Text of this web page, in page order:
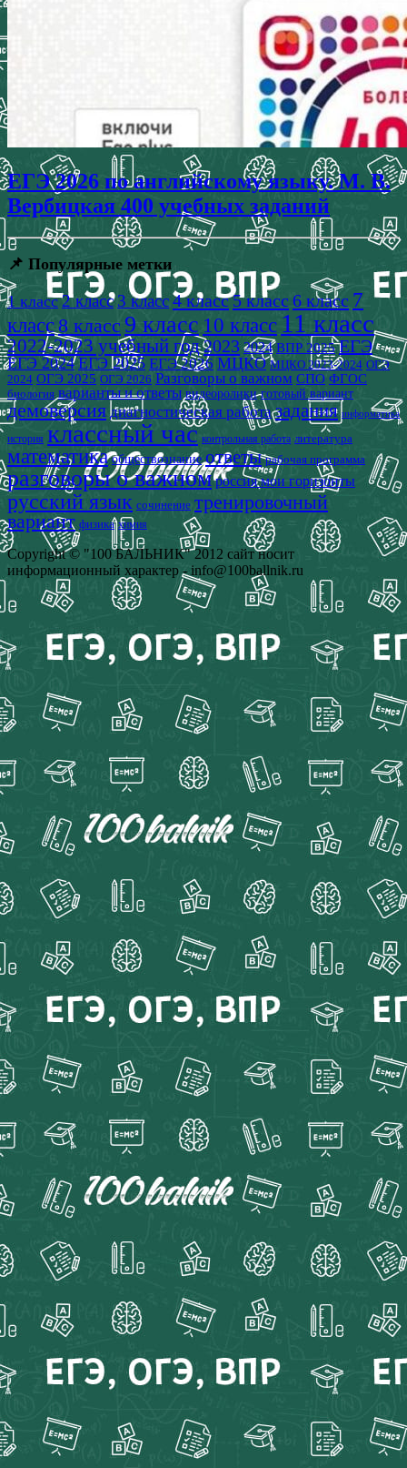
ЕГЭ 2026 по английскому языку. М. В.
Вербицкая 400 учебных заданий
📌 Популярные метки
1 класс 2 класс 3 класс4 класс5 класс 6 класс 7
класс8 класс 9 класс 10 класс 11 класс
2022-2023 учебный год2023 2024 ВПР 2025 ЕГЭ
ЕГЭ 2024 ЕГЭ 2025 ЕГЭ 2026 МЦКО МЦКО 2023-2024 ОГЭ
2024 ОГЭ 2025 ОГЭ 2026 Разговоры о важном СПО ФГОС
биология варианты и ответы видеоролики готовый вариант
демоверсия диагностическая работа задания информатика
история классный час контрольная работа литература
математика обществознание ответы рабочая программа
разговоры о важном россия мои горизонты
русский язык сочинение тренировочный
вариант физика химия
Copyright © "100 БАЛЬНИК" 2012 сайт носит
информационный характер - info@100ballnik.ru